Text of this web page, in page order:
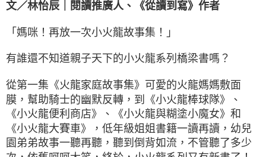
文／林怡辰｜閱讀推廣人、《從讀到寫》作者
「媽咪！再放一次小火龍故事集！」
有誰還不知道親子天下的小火龍系列橋梁書嗎？
從第一集《火龍家庭故事集》可愛的火龍媽媽敷面
膜，幫助騎士的幽默反轉，到《小火龍棒球隊》、
《小火龍便利商店》、《小火龍與糊塗小魔女》和
《小火龍大賽車》，低年級姐姐書籍一讀再讀，幼兒
園弟弟故事一聽再聽，聽到倒背如流，不管聽了多少